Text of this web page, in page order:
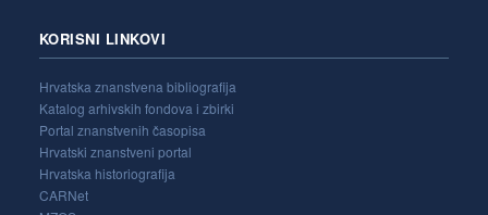
KORISNI LINKOVI
Hrvatska znanstvena bibliografija
Katalog arhivskih fondova i zbirki
Portal znanstvenih časopisa
Hrvatski znanstveni portal
Hrvatska historiografija
CARNet